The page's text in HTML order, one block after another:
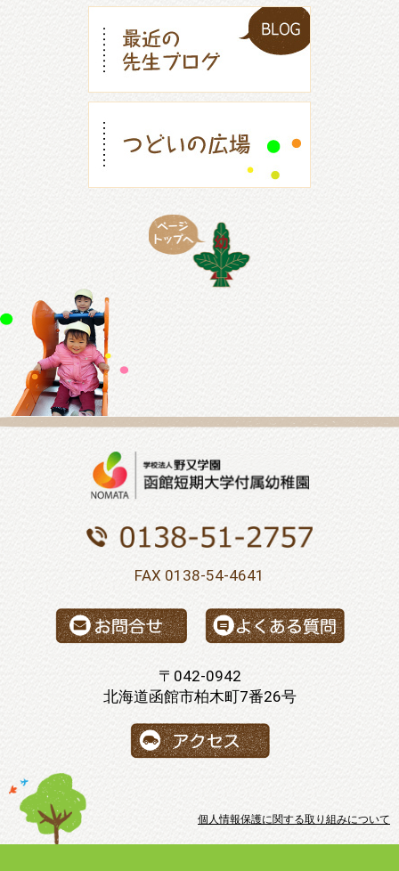
FAX 0138-54-4641
〒042-0942
北海道函館市柏木町7番26号
個人情報保護に関する取り組みについて